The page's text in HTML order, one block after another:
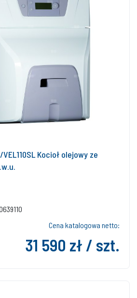
VEL110SL Kocioł olejowy ze
Cena katalogowa netto:
31 590 zł / szt.